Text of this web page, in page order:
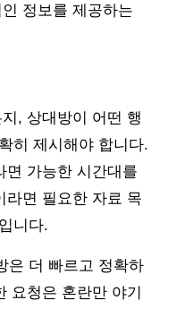
정보를 제공하는
, 상대방이 어떤 행
히 제시해야 합니다.
면 가능한 시간대를
라면 필요한 자료 목
니다.
은 더 빠르고 정확하
요청은 혼란만 야기